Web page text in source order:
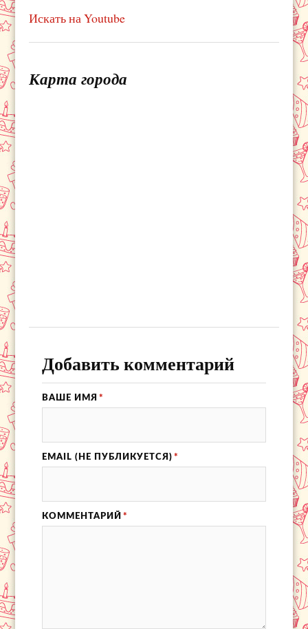
Искать на Youtube
Карта города
Добавить комментарий
ВАШЕ ИМЯ *
EMAIL (НЕ ПУБЛИКУЕТСЯ) *
КОММЕНТАРИЙ *